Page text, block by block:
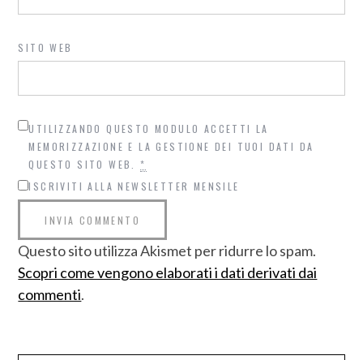
SITO WEB
UTILIZZANDO QUESTO MODULO ACCETTI LA
MEMORIZZAZIONE E LA GESTIONE DEI TUOI DATI DA
QUESTO SITO WEB.*
ISCRIVITI ALLA NEWSLETTER MENSILE
Questo sito utilizza Akismet per ridurre lo spam.
Scopri come vengono elaborati i dati derivati dai
commenti.